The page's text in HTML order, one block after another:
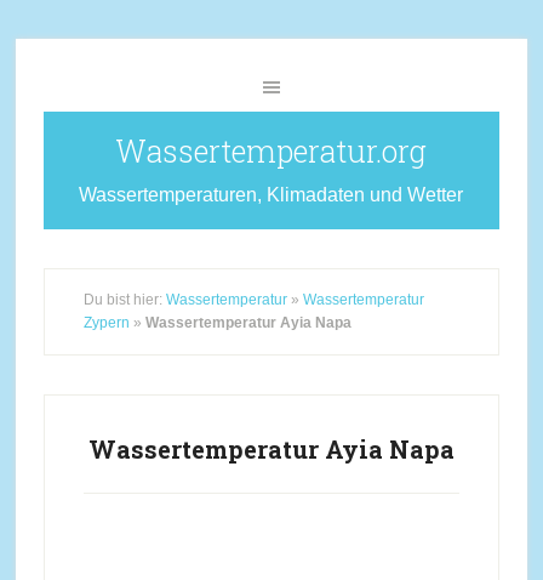
Wassertemperatur.org
Wassertemperaturen, Klimadaten und Wetter
Du bist hier: Wassertemperatur» Wassertemperatur
Zypern » Wassertemperatur Ayia Napa
Wassertemperatur Ayia Napa